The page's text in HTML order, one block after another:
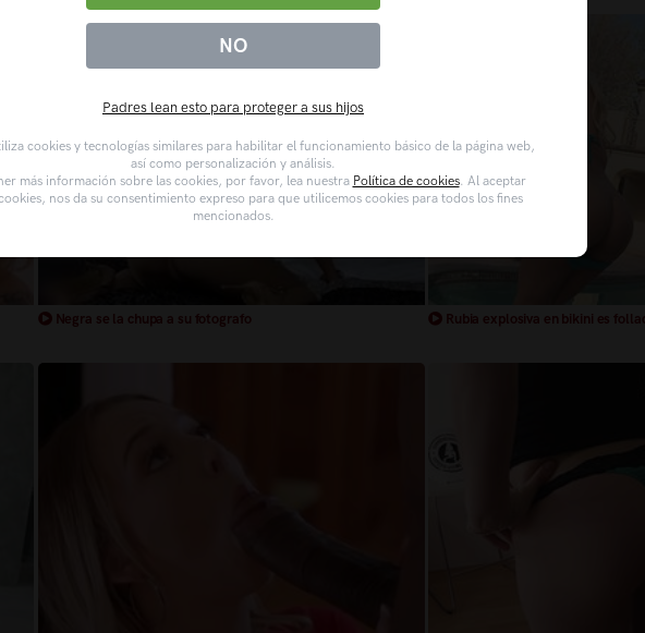
Negra se la chupa a su fotografo Rubia explosiva en bikini es
NO
Padres lean esto para proteger a sus hijos
cookies y tecnologías similares para habilitar el funcionamiento básico de la página web,
así como personalización y análisis.
más información sobre las cookies, por favor, lea nuestra Política de cookies. Al aceptar
nos da su consentimiento expreso para que utilicemos cookies para todos los fines
mencionados.